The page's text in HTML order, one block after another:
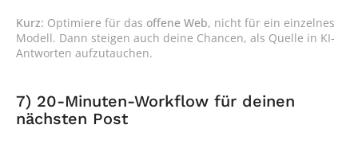
Kurz: Optimiere für das offene Web, nicht für ein einzelnes
Modell. Dann steigen auch deine Chancen, als Quelle in KI-
Antworten aufzutauchen.
7) 20-Minuten-Workflow für deinen
nächsten Post